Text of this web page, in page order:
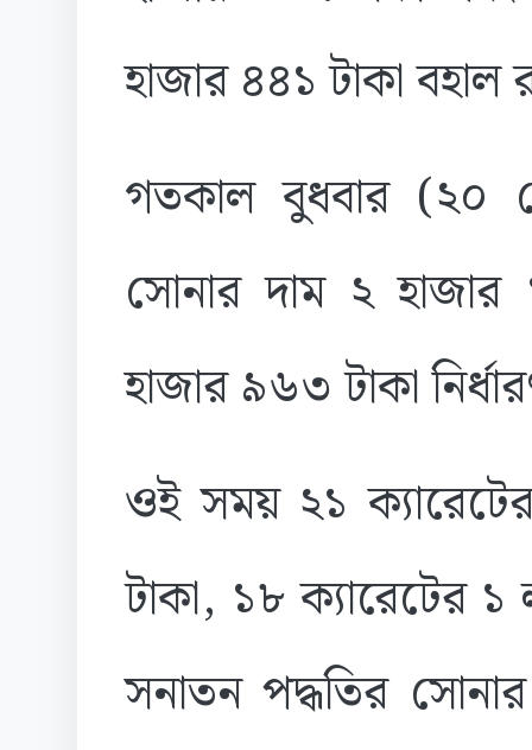
হাজার ৪৪১ টাকা বহাল
গতকাল বুধবার (২০
সোনার দাম ২
হাজার ৯৬৩ টাকা
ওই সময় ২১
টাকা, ১৮ ক্যারেটের
সনাতন পদ্ধতির